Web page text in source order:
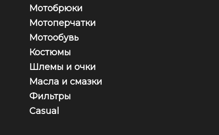
Мотобрюки
Мотоперчатки
Мотообувь
Костюмы
Шлемы и очки
Масла и смазки
Фильтры
Casual